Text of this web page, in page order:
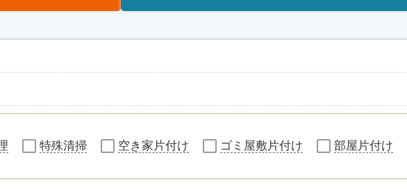
特殊清掃 空き家片付け ゴミ屋敷片付け 部屋片付け